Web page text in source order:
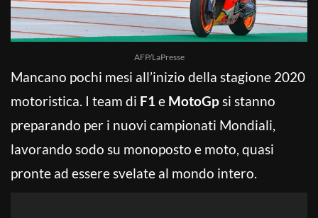
AFP/LaPresse
Mancano pochi mesi all’inizio della stagione 2020
motoristica. I team di F1e MotoGpsi stanno
preparando per i nuovi campionati Mondiali,
lavorando sodo su monoposto e moto, quasi
pronte ad essere svelate al mondo intero.